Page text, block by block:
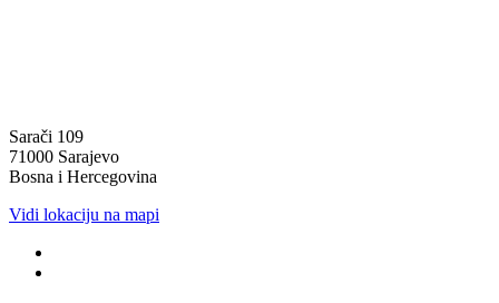
Sarači 109
71000 Sarajevo
Bosna i Hercegovina
Vidi lokaciju na mapi